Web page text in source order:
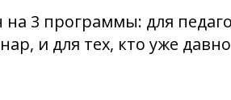
3 программы: для
и для тех, кто уже